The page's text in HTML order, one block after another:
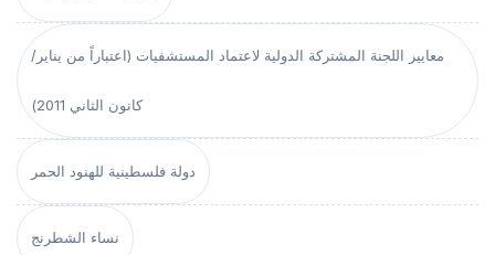
معايير اللجنة المشتركة الدولية لاعتماد المستشفيات (اعتباراً من يناير/
كانون الثاني 2011)
دولة فلسطينية للهنود الحمر
نساء الشطرنج